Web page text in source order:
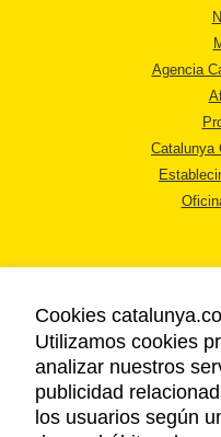
Agencia
Catalunya
Cookies
Utilizamos cookies
analizar nuestros
publicidad
los usuarios según